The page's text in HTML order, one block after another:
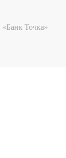
Точка»